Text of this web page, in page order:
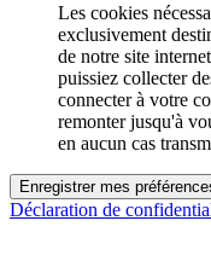
Les cookies
exclusivement
de notre site
puissiez collecter
connecter à votre
remonter jusqu'à
en aucun cas
Enregistrer mes
Déclaration de